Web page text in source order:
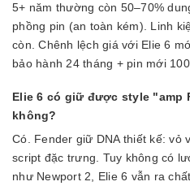
5+ năm thường còn 50–70%
phồng pin (an toàn kém). Linh
còn. Chênh lệch giá với Elie 6
bảo hành 24 tháng + pin mới
Elie 6 có giữ được style "amp
không?
Có. Fender giữ DNA thiết kế: vỏ
script đặc trưng. Tuy không có
như Newport 2, Elie 6 vẫn ra